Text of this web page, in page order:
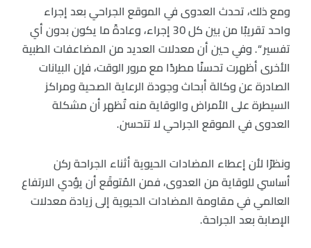
ومع ذلك، تحدث العدوى في الموقع الجراحي بعد إجراء
واحد تقريبًا من بين كل 30 إجراء، وعادةً ما يكون بدون أي
تفسير “. وفي حين أن معدلات العديد من المضاعفات الطبية
الأخرى أظهرت تحسنًا مطردًا مع مرور الوقت، فإن البيانات
الصادرة عن وكالة أبحاث وجودة الرعاية الصحية ومراكز
السيطرة على الأمراض والوقاية منه تُظهر أن مشكلة
العدوى في الموقع الجراحي لا تتحسن.
ونظرًا لأن إعطاء المضادات الحيوية أثناء الجراحة ركن
أساسي للوقاية من العدوى، فمن المُتوقَع أن يؤدي الارتفاع
العالمي في مقاومة المضادات الحيوية إلى زيادة معدلات
الإصابة بعد الجراحة.